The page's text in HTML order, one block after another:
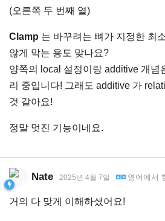
(오른쪽 두 번째 열)
Clamp 는 바꾸려는 뼈가 지정한 최
않게 막는 용도 맞나요?
양쪽의 local 설정이랑 additive 개념
리 중입니다! 그래도 additive 가
것 같아요!
정말 멋진 기능이네요.
Nate 2025년 4월 7일 영어 에서
거의 다 맞게 이해하셨어요!